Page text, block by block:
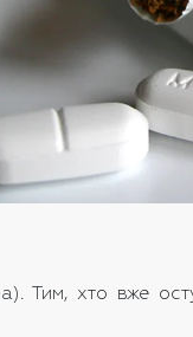
Тим, хто вже